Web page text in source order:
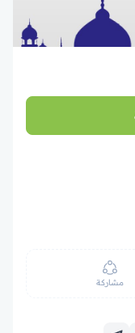
مشاركة